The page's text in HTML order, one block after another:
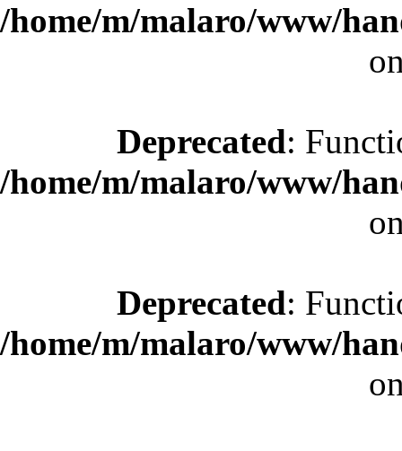
/home/m/malaro/www/
Deprecated:
/home/m/malaro/www/
Deprecated:
/home/m/malaro/www/